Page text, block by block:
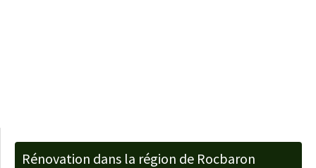
Rénovation dans la région de Rocbaron